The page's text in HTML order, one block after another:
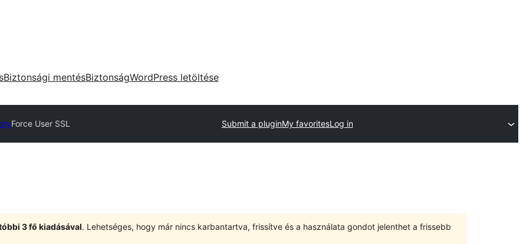
Biztonsági mentésBiztonságWordPress letöltése
Force User SSL Submit a pluginMy favoritesLog in
3 fő kiadásával. Lehetséges, hogy már nincs karbantartva, frissítve és a használata gondot jelenthet a frissebb